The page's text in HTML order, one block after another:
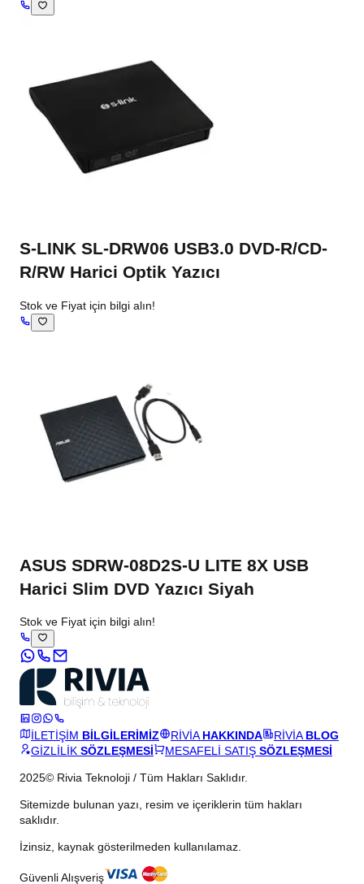
S-LINK SL-DRW06 USB3.0 DVD-R/CD-
R/RW Harici Optik Yazıcı
Stok ve Fiyat için bilgi alın!
ASUS SDRW-08D2S-U LITE 8X USB
Harici Slim DVD Yazıcı Siyah
Stok ve Fiyat için bilgi alın!
İLETİŞİM BİLGİLERİMİZ RİVİAHAKKINDA RİVİABLOG
GİZLİLİK SÖZLEŞMESİ MESAFELİ SATIŞ SÖZLEŞMESİ
2025© Rivia Teknoloji / Tüm Hakları Saklıdır.
Sitemizde bulunan yazı, resim ve içeriklerin tüm hakları
saklıdır.
İzinsiz, kaynak gösterilmeden kullanılamaz.
Güvenli Alışveriş